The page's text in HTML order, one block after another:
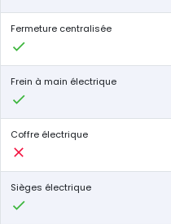
Fermeture centralisée
Frein à main électrique
Coffre électrique
Sièges électrique